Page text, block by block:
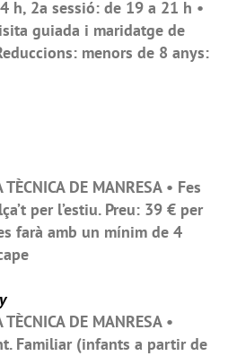
h, 2a sessió: de 19 a 21 h •
guiada i maridatge de
menors de 8 anys:
DE MANRESA • Fes
per l’estiu. Preu: 39 € per
farà amb un mínim de 4
DE MANRESA •
Familiar (infants a partir de